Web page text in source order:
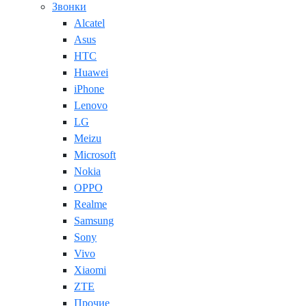
Звонки
Alcatel
Asus
HTC
Huawei
iPhone
Lenovo
LG
Meizu
Microsoft
Nokia
OPPO
Realme
Samsung
Sony
Vivo
Xiaomi
ZTE
Прочие